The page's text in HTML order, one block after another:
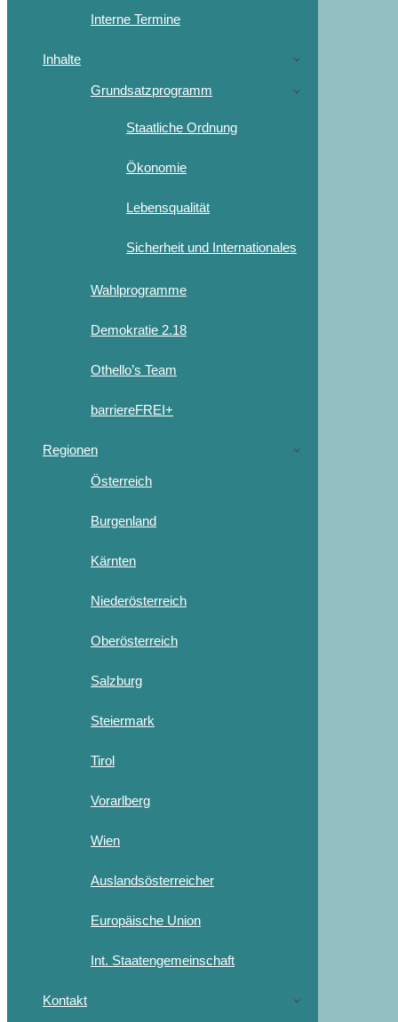
Interne Termine
Inhalte
Grundsatzprogramm
Staatliche Ordnung
Ökonomie
Lebensqualität
Sicherheit und Internationales
Wahlprogramme
Demokratie 2.18
Othello’s Team
barriereFREI+
Regionen
Österreich
Burgenland
Kärnten
Niederösterreich
Oberösterreich
Salzburg
Steiermark
Tirol
Vorarlberg
Wien
Auslandsösterreicher
Europäische Union
Int. Staatengemeinschaft
Kontakt